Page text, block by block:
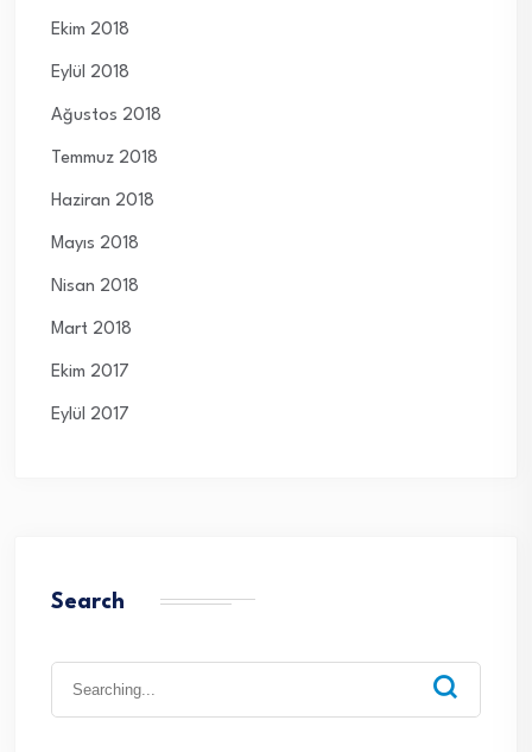
Ekim 2018
Eylül 2018
Ağustos 2018
Temmuz 2018
Haziran 2018
Mayıs 2018
Nisan 2018
Mart 2018
Ekim 2017
Eylül 2017
Search